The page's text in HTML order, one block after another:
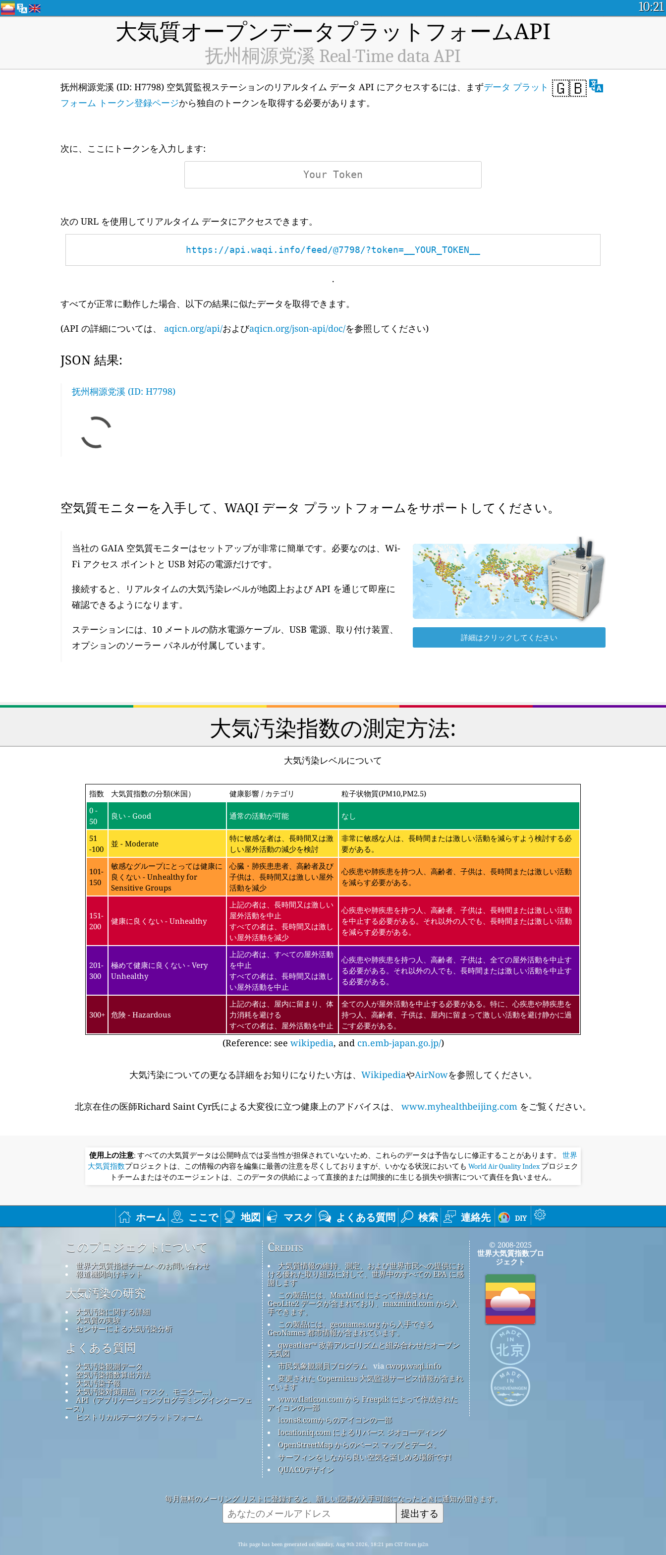
10:21
大気質オープンデータプラットフォームAPI
抚州桐源党溪 Real-Time data API
🇬🇧
抚州桐源党溪 (ID: H7798) 空気質監視ステーションのリアルタイム データ API にアクセスするには、まずデータ プラット
フォーム トークン登録ページから独自のトークンを取得する必要があります。
次に、ここにトークンを入力します:
次の URL を使用してリアルタイム データにアクセスできます。
https://api.waqi.info/feed/@7798/?token=__YOUR_TOKEN__
.
すべてが正常に動作した場合、以下の結果に似たデータを取得できます。
(API の詳細については、 aqicn.org/api/およびaqicn.org/json-api/doc/を参照してください)
JSON 結果:
抚州桐源党溪 (ID: H7798)
空気質モニターを入手して、WAQI データ プラットフォームをサポートしてください。
当社の GAIA 空気質モニターはセットアップが非常に簡単です。必要なのは、Wi-
Fi アクセス ポイントと USB 対応の電源だけです。
接続すると、リアルタイムの大気汚染レベルが地図上および API を通じて即座に
確認できるようになります。
ステーションには、10 メートルの防水電源ケーブル、USB 電源、取り付け装置、
オプションのソーラー パネルが付属しています。
詳細はクリックしてください
大気汚染指数の測定方法:
大気汚染レベルについて
指数 大気質指数の分類(米国） 健康影響 / カテゴリ
粒子状物質(PM10,PM2.5)
0 -
50
良い - Good 通常の活動が可能 なし
51
-100
並 - Moderate
特に敏感な者は、長時間又は激
しい屋外活動の減少を検討
非常に敏感な人は、長時間または激しい活動を減らすよう検討する必
要がある。
101-
150
敏感なグループにとっては健康に
良くない - Unhealthy for
Sensitive Groups
心臓・肺疾患患者、高齢者及び
子供は、長時間又は激しい屋外
活動を減少
心疾患や肺疾患を持つ人、高齢者、子供は、長時間または激しい活動
を減らす必要がある。
151-
200
健康に良くない - Unhealthy
上記の者は、長時間又は激しい
屋外活動を中止
すべての者は、長時間又は激し
い屋外活動を減少
心疾患や肺疾患を持つ人、高齢者、子供は、長時間または激しい活動
を中止する必要がある。それ以外の人でも、長時間または激しい活動
を減らす必要がある。
201-
300
極めて健康に良くない - Very
Unhealthy
上記の者は、すべての屋外活動
を中止
すべての者は、長時間又は激し
い屋外活動を中止
心疾患や肺疾患を持つ人、高齢者、子供は、全ての屋外活動を中止す
る必要がある。それ以外の人でも、長時間または激しい活動を中止す
る必要がある。
300+ 危険 - Hazardous
上記の者は、屋内に留まり、体
力消耗を避ける
すべての者は、屋外活動を中止
全ての人が屋外活動を中止する必要がある。特に、心疾患や肺疾患を
持つ人、高齢者、子供は、屋内に留まって激しい活動を避け静かに過
ごす必要がある。
(Reference: see wikipedia, and cn.emb-japan.go.jp/)
大気汚染についての更なる詳細をお知りになりたい方は、 WikipediaやAirNowを参照してください。
北京在住の医師Richard Saint Cyr氏による大変役に立つ健康上のアドバイスは、 www.myhealthbeijing.com をご覧ください。
使用上の注意: すべての大気質データは公開時点では妥当性が担保されていないため、これらのデータは予告なしに修正することがあります。 世界
大気質指数プロジェクトは、この情報の内容を編集に最善の注意を尽くしておりますが、いかなる状況においても World Air Quality Indexプロジェク
トチームまたはそのエージェントは、このデータの供給によって直接的または間接的に生じる損失や損害について責任を負いません。
ホーム ここで 地図 マスク よくある質問 検索 連絡先 diy
このプロジェクトについて
世界大気質指標チームへのお問い合わせ
報道機関向けキット
大気汚染の研究
大気汚染に関する詳細
大気質の実験
センサーによる大気汚染分析
よくある質問
大気汚染観測データ
空気汚染指数算出方法
大気汚染予報
大気汚染対策用品（マスク、モニター...）
API（アプリケーションプログラミングインターフェ
ース）
ヒストリカルデータプラットフォーム
Credits
大気質情報の維持、測定、および世界市民への提供にお
ける優れた取り組みに対して、世界中のすべての EPA に感
謝します
この製品には、MaxMind によって作成された
GeoLite2 データが含まれており、maxmind.com から入
手できます。
この製品には、geonames.org から入手できる
GeoNames 都市情報が含まれています。
qweather™ 改善アルゴリズムと組み合わせたオープン
天気図
市民気象観測員プログラム
via cwop.waqi.info
変更された Copernicus 大気監視サービス情報が含まれ
ています
www.flaticon.com から Freepik によって作成された
アイコンの一部
icons8.comからのアイコンの一部
locationiq.com によるリバース ジオコーディング
OpenStreetMap からのベース マップとデータ。
サーフィンをしながら良い空気を楽しめる場所です!
QUACOデザイン
© 2008-2025
世界大気質指数プロ
ジェクト
毎月無料のメーリング リストに登録すると、新しい記事が入手可能になったときに通知が届きます。
提出する
This page has been generated on Sunday, Aug 9th 2026, 18:21 pm CST from jp2n